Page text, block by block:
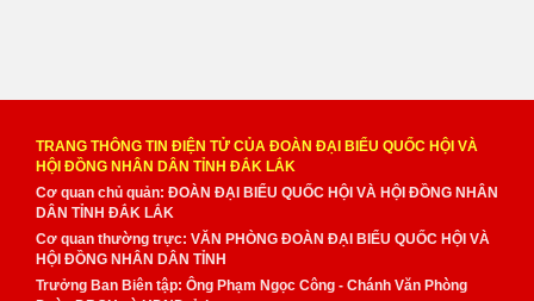
TRANG THÔNG TIN ĐIỆN TỬ CỦA ĐOÀN ĐẠI BIỂU QUỐC HỘI VÀ
HỘI ĐỒNG NHÂN DÂN TỈNH ĐẮK LẮK
Cơ quan chủ quản: ĐOÀN ĐẠI BIỂU QUỐC HỘI VÀ HỘI ĐỒNG NHÂN
DÂN TỈNH ĐẮK LẮK
Cơ quan thường trực: VĂN PHÒNG ĐOÀN ĐẠI BIỂU QUỐC HỘI VÀ
HỘI ĐỒNG NHÂN DÂN TỈNH
Trưởng Ban Biên tập: Ông Phạm Ngọc Công - Chánh Văn Phòng